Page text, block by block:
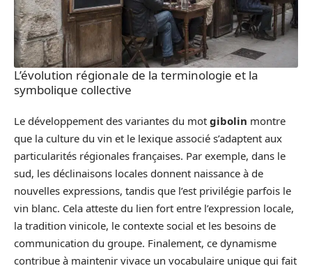
L’évolution régionale de la terminologie et la
symbolique collective
Le développement des variantes du mot gibolin montre
que la culture du vin et le lexique associé s’adaptent aux
particularités régionales françaises. Par exemple, dans le
sud, les déclinaisons locales donnent naissance à de
nouvelles expressions, tandis que l’est privilégie parfois le
vin blanc. Cela atteste du lien fort entre l’expression locale,
la tradition vinicole, le contexte social et les besoins de
communication du groupe. Finalement, ce dynamisme
contribue à maintenir vivace un vocabulaire unique qui fait